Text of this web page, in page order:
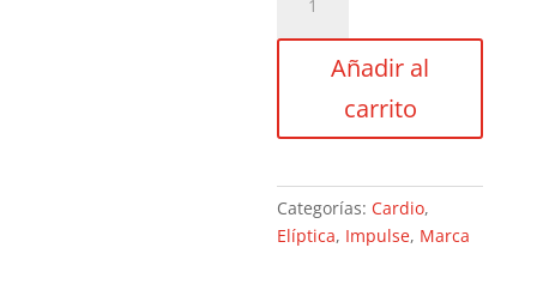
ELIPTICALL
IMPULSE
cantidadAñadir al
carrito
Categorías:Cardio,
Elíptica, Impulse, Marca